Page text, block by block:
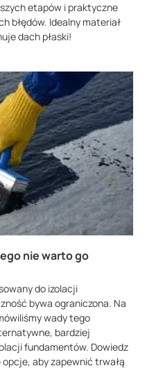
etapów i praktyczne
błędów. Idealny materiał
dach płaski!
nie warto go
do izolacji
bywa ograniczona. Na
wady tego
bardziej
fundamentów. Dowiedz
aby zapewnić trwałą